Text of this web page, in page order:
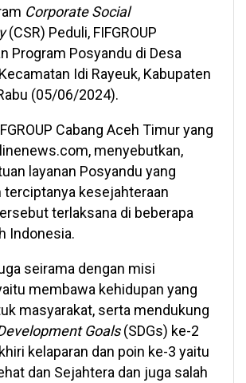
Corporate Social
(CSR) Peduli, FIFGROUP
Program Posyandu di Desa
Idi Rayeuk, Kabupaten
(05/06/2024).
Cabang Aceh Timur yang
menyebutkan,
layanan Posyandu yang
terciptanya kesejahteraan
terlaksana di beberapa
Indonesia.
seirama dengan misi
membawa kehidupan yang
masyarakat, serta mendukung
Goals(SDGs) ke-2
kelaparan dan poin ke-3 yaitu
dan Sejahtera dan juga salah